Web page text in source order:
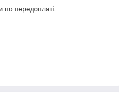
по передоплаті.